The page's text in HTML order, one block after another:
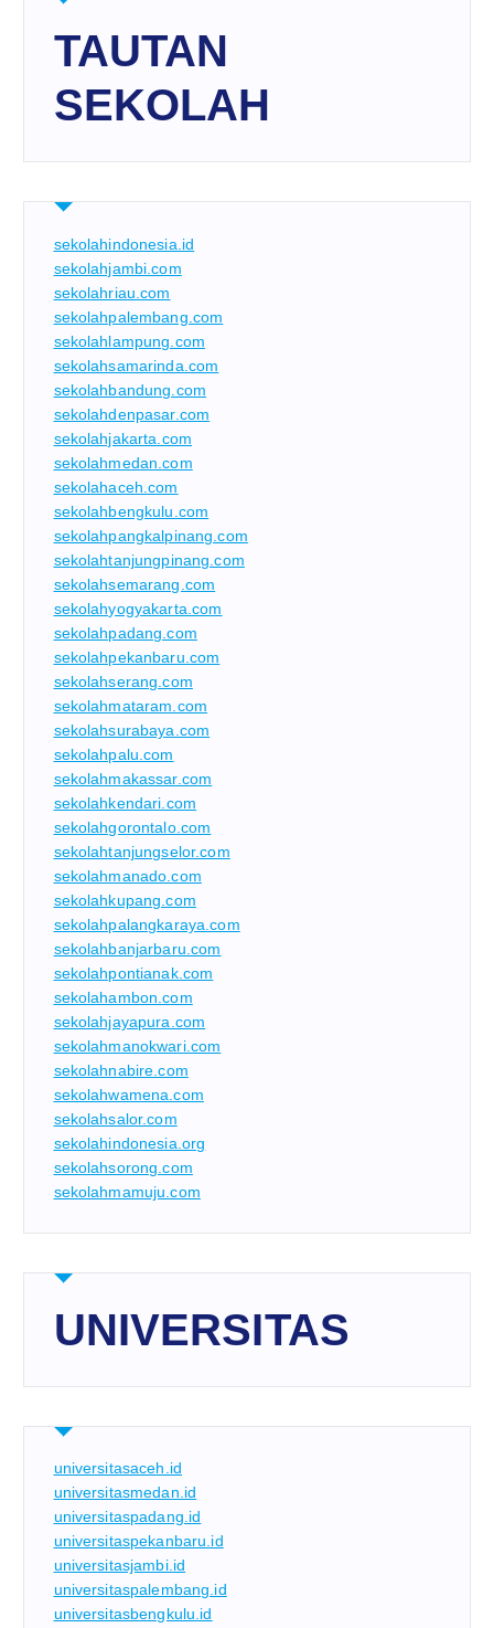
TAUTAN
SEKOLAH
sekolahindonesia.id
sekolahjambi.com
sekolahriau.com
sekolahpalembang.com
sekolahlampung.com
sekolahsamarinda.com
sekolahbandung.com
sekolahdenpasar.com
sekolahjakarta.com
sekolahmedan.com
sekolahaceh.com
sekolahbengkulu.com
sekolahpangkalpinang.com
sekolahtanjungpinang.com
sekolahsemarang.com
sekolahyogyakarta.com
sekolahpadang.com
sekolahpekanbaru.com
sekolahserang.com
sekolahmataram.com
sekolahsurabaya.com
sekolahpalu.com
sekolahmakassar.com
sekolahkendari.com
sekolahgorontalo.com
sekolahtanjungselor.com
sekolahmanado.com
sekolahkupang.com
sekolahpalangkaraya.com
sekolahbanjarbaru.com
sekolahpontianak.com
sekolahambon.com
sekolahjayapura.com
sekolahmanokwari.com
sekolahnabire.com
sekolahwamena.com
sekolahsalor.com
sekolahindonesia.org
sekolahsorong.com
sekolahmamuju.com
UNIVERSITAS
universitasaceh.id
universitasmedan.id
universitaspadang.id
universitaspekanbaru.id
universitasjambi.id
universitaspalembang.id
universitasbengkulu.id